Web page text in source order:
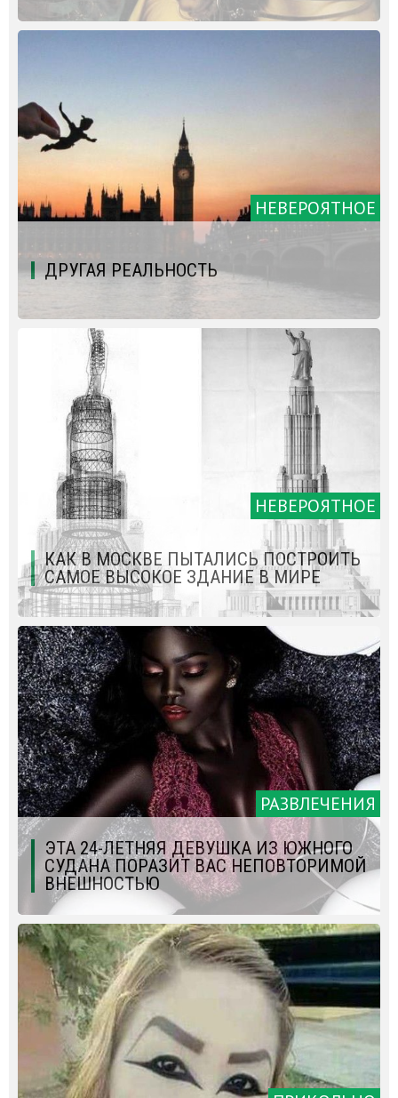
НЕВЕРОЯТНОЕ
ДРУГАЯ РЕАЛЬНОСТЬ
НЕВЕРОЯТНОЕ
КАК В МОСКВЕ ПЫТАЛИСЬ ПОСТРОИТЬ
САМОЕ ВЫСОКОЕ ЗДАНИЕ В МИРЕ
РАЗВЛЕЧЕНИЯ
ЭТА 24-ЛЕТНЯЯ ДЕВУШКА ИЗ ЮЖНОГО
СУДАНА ПОРАЗИТ ВАС НЕПОВТОРИМОЙ
ВНЕШНОСТЬЮ